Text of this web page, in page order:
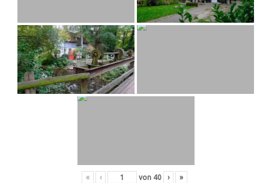
« ‹ von 40 › »